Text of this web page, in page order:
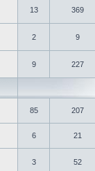
13 369
2 9
9 227
85 207
6 21
3 52